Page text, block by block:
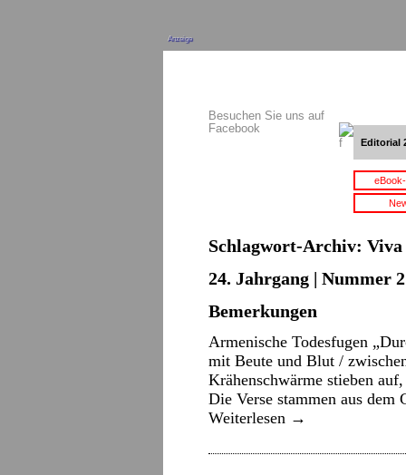
Anzeige
Besuchen Sie uns auf
Facebook
Editorial
Schlagwort-Archiv: Viva
24. Jahrgang | Nummer
Bemerkungen
Armenische Todesfugen
mit Beute und Blut /
Krähenschwärme stieben
Die Verse stammen aus
Weiterlesen →